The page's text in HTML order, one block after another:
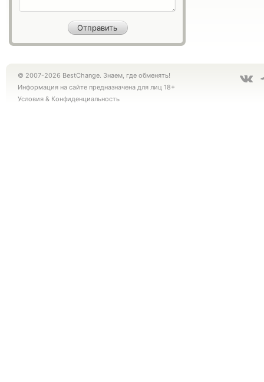
© 2007-2026 BestChange. Знаем, где обменять!
Информация на сайте предназначена для лиц 18+
Условия & Конфиденциальность